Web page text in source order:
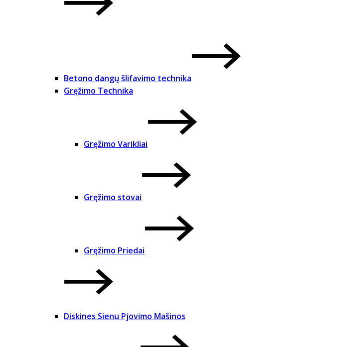
Betono dangų šlifavimo technika
Gręžimo Technika
Gręžimo Varikliai
Gręžimo stovai
Gręžimo Priedai
Diskines Sienu Pjovimo Mašinos